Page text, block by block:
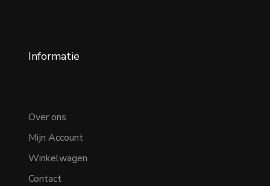
Informatie
Over ons
Mijn Account
Winkelwagen
Contact